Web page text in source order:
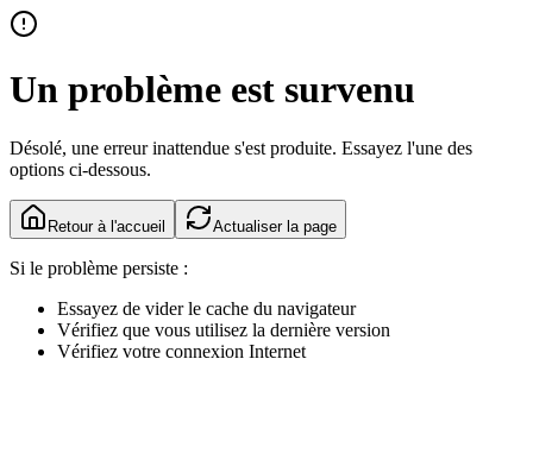
Un problème est survenu
Désolé, une erreur inattendue s'est produite. Essayez l'une des
options ci-dessous.
Retour à l'accueil Actualiser la page
Si le problème persiste :
Essayez de vider le cache du navigateur
Vérifiez que vous utilisez la dernière version
Vérifiez votre connexion Internet